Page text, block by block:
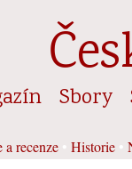
Sbory
a recenze Historie